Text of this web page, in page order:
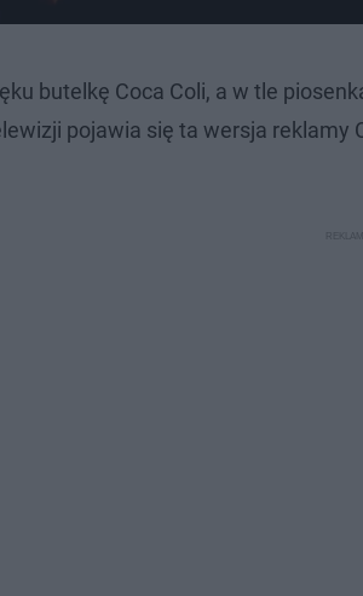
butelkę Coca Coli, a w tle
pojawia się ta wersja